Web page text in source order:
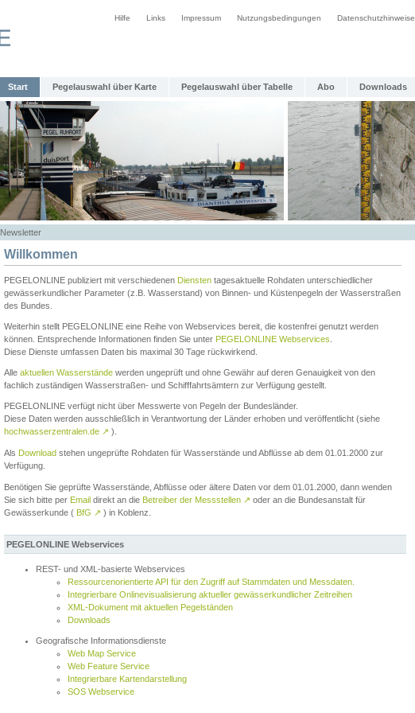
Hilfe Links Impressum Nutzungsbedingungen Datenschutzhinweise
Start Pegelauswahl über Karte Pegelauswahl über Tabelle Abo Downloads
Newsletter
Willkommen
PEGELONLINE publiziert mit verschiedenen Diensten tagesaktuelle Rohdaten unterschiedlicher
gewässerkundlicher Parameter (z.B. Wasserstand) von Binnen- und Küstenpegeln der Wasserstraßen
des Bundes.
Weiterhin stellt PEGELONLINE eine Reihe von Webservices bereit, die kostenfrei genutzt werden
können. Entsprechende Informationen finden Sie unter PEGELONLINE Webservices
Diese Dienste umfassen Daten bis maximal 30 Tage rückwirkend.
Alle aktuellen Wasserstände werden ungeprüft und ohne Gewähr auf deren Genauigkeit von den
fachlich zuständigen Wasserstraßen- und Schifffahrtsämtern zur Verfügung gestellt.
PEGELONLINE verfügt nicht über Messwerte von Pegeln der Bundesländer.
Diese Daten werden ausschließlich in Verantwortung der Länder erhoben und veröffentlicht (siehe
hochwasserzentralen.de ↗ ).
Als Download stehen ungeprüfte Rohdaten für Wasserstände und Abflüsse ab dem 01.01.2000 zur
Verfügung.
Benötigen Sie geprüfte Wasserstände, Abflüsse oder ältere Daten vor dem 01.01.2000, dann wenden
Sie sich bitte per Email direkt an die Betreiber der Messstellen ↗ oder an die Bundesanstalt für
Gewässerkunde ( BfG ↗ ) in Koblenz.
PEGELONLINE Webservices
REST- und XML-basierte Webservices
Ressourcenorientierte API für den Zugriff auf Stammdaten und Messdaten.
Integrierbare Onlinevisualisierung aktueller gewässerkundlicher Zeitreihen
XML-Dokument mit aktuellen Pegelständen
Downloads
Geografische Informationsdienste
Web Map Service
Web Feature Service
Integrierbare Kartendarstellung
SOS Webservice